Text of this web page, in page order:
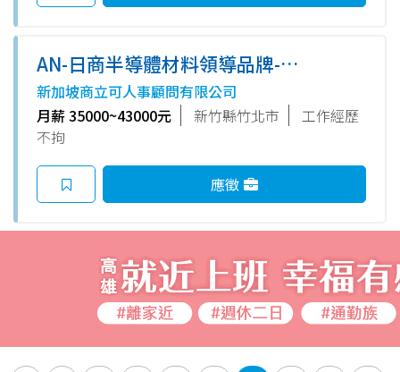
AN-日商半導體材料領導品牌-實
驗室工程師助理(需配合加班 依
法給予加班費) 月薪35~43K+額
外年度獎金0.85~1.7個月
新加坡商立可人事顧問有限公司
月薪 35000~43000元
新竹縣竹北市
工作經歷
不拘
應徵